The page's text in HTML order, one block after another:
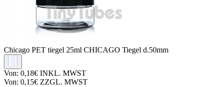
Chicago PET tiegel 25ml CHICAGO Tiegel d.50mm
Von: 0,18€ INKL. MWST
Von: 0,15€ ZZGL. MWST